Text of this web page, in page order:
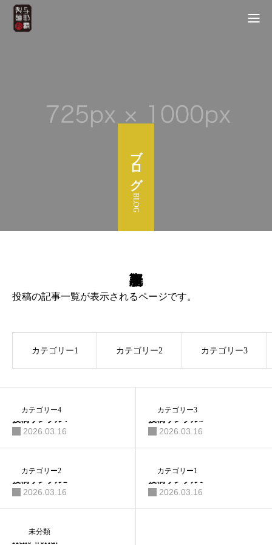
工場のご案内
採用情報
ブログ
BLOG
投稿の記事一覧が表示されるページです。
カテゴリー1 カテゴリー2 カテゴリー3
カテゴリー4
投稿サンプル4
2026.03.16
カテゴリー3
投稿サンプル3
2026.03.16
カテゴリー2
投稿サンプル2
2026.03.16
カテゴリー1
投稿サンプル1
2026.03.16
未分類
Hello world!